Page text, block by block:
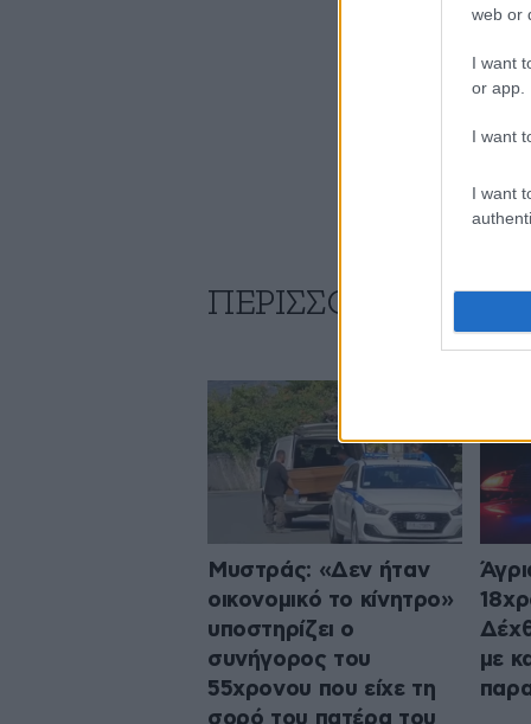
web or
I want
or app.
I want
I want
ΠΕΡΙΣΣΟΤΕΡΑ
Μυστράς: «Δεν ήταν
οικονομικό το κίνητρο»
υποστηρίζει ο
συνήγορος του
55χρονου που είχε τη
σορό του πατέρα του
με